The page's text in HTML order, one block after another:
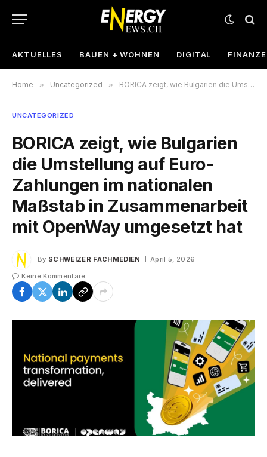
AKTUELLES BAUEN + WOHNEN DIGITAL
Home » Uncategorized » BORICA zeigt, wie Bulgarien die Umstellung auf Euro-Zahlungen im nationalen Maßstab in Zusammenarbeit mit OpenWay umgesetzt hat
UNCATEGORIZED
BORICA zeigt, wie Bulgarien
die Umstellung auf Euro-
Zahlungen im nationalen
Maßstab in Zusammenarbeit
mit OpenWay umgesetzt hat
By SCHWEIZER FACHMEDIEN
April 5, 2026
Keine Kommentare